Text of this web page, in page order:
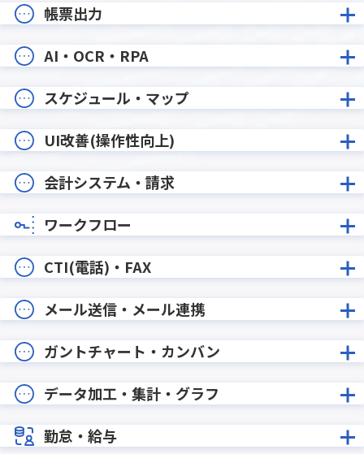
帳票出力
AI・OCR・RPA
スケジュール・マップ
UI改善(操作性向上)
会計システム・請求
ワークフロー
CTI(電話)・FAX
メール送信・メール連携
ガントチャート・カンバン
データ加工・集計・グラフ
勤怠・給与